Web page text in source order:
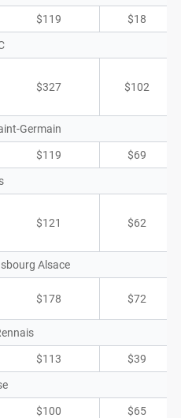
$119 $18
$327 $102
Germain
$119 $69
$121 $62
Alsace
$178 $72
$113 $39
$100 $65